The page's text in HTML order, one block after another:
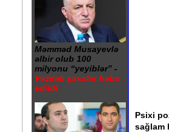
Məmməd Musayevlə
əlbir olub 100
milyonu “yeyiblər” -
Vəzifəli şəxslər həbs
edildi
Psixi
sağlam